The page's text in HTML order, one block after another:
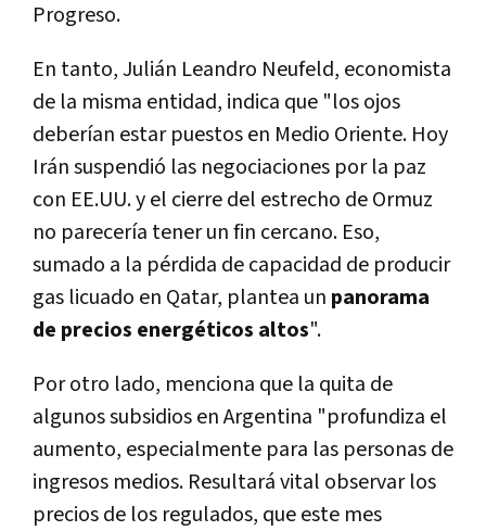
Progreso.
En tanto, Julián Leandro Neufeld, economista
de la misma entidad, indica que "los ojos
deberían estar puestos en Medio Oriente. Hoy
Irán suspendió las negociaciones por la paz
con EE.UU. y el cierre del estrecho de Ormuz
no parecería tener un fin cercano. Eso,
sumado a la pérdida de capacidad de producir
gas licuado en Qatar, plantea un panorama
de precios energéticos altos".
Por otro lado, menciona que la quita de
algunos subsidios en Argentina "profundiza el
aumento, especialmente para las personas de
ingresos medios. Resultará vital observar los
precios de los regulados, que este mes